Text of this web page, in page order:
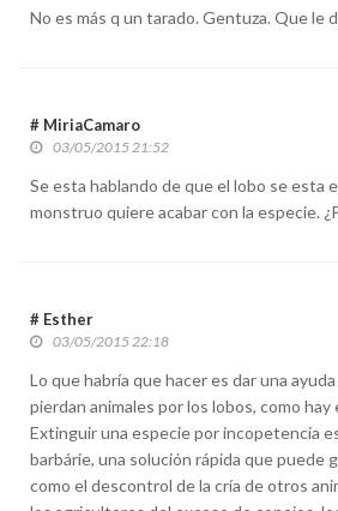
No es más q un tarado. Gentuza. Que le
# MiriaCamaro
03/05/2015 21:52
Se esta hablando de que el lobo se esta
monstruo quiere acabar con la especie.
# Esther
03/05/2015 22:18
Lo que habría que hacer es dar una
pierdan animales por los lobos, como hay
Extinguir una especie por incopetencia
barbárie, una solución rápida que puede
como el descontrol de la cría de otros